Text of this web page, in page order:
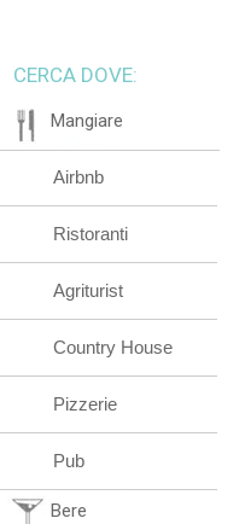
CERCA DOVE:
Mangiare
Airbnb
Ristoranti
Agriturist
Country House
Pizzerie
Pub
Bere